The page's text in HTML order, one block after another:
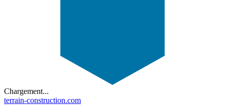
Chargement...
terrain-construction.com